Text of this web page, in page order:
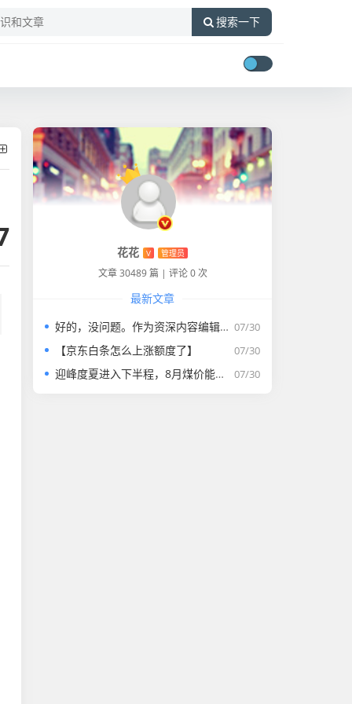
搜索一下
花花 V 管理员
文章 30489 篇 | 评论 0 次
最新文章
07/30
好的，没问题。作为资深内容编辑，我将为您打造一篇符合要求的专业教程文章。
07/30
【京东白条怎么上涨额度了】
07/30
迎峰度夏进入下半程，8月煤价能否走强？